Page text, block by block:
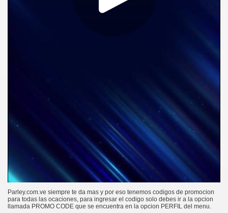
Parley.com.ve siempre te da mas y por eso tenemos codigos de promocion
para todas las ocaciones, para ingresar el codigo solo debes ir a la opcion
llamada PROMO CODE que se encuentra en la opcion PERFIL del menu.